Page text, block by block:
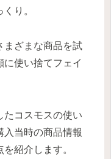
り。
まざまな商品を試
使い捨てフェイ
たコスモスの使い
入当時の商品情報
紹介します。